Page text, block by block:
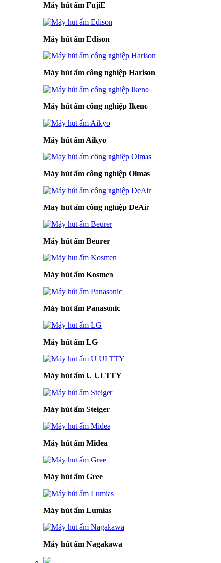
Máy hút ẩm FujiE
Máy hút ẩm Edison
Máy hút ẩm công nghiệp Harison
Máy hút ẩm công nghiệp Ikeno
Máy hút ẩm Aikyo
Máy hút ẩm công nghiệp Olmas
Máy hút ẩm công nghiệp DeAir
Máy hút ẩm Beurer
Máy hút ẩm Kosmen
Máy hút ẩm Panasonic
Máy hút ẩm LG
Máy hút ẩm U ULTTY
Máy hút ẩm Steiger
Máy hút ẩm Midea
Máy hút ẩm Gree
Máy hút ẩm Lumias
Máy hút ẩm Nagakawa